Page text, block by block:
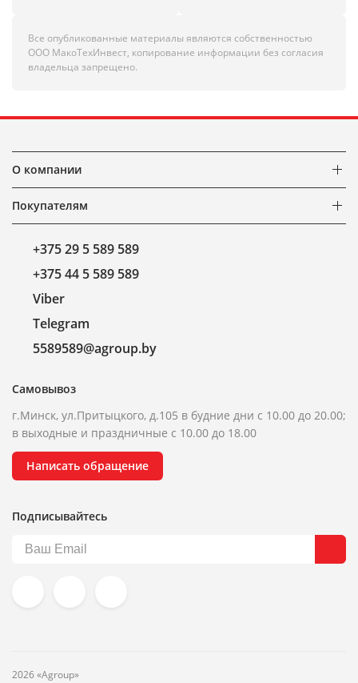
Все опубликованные материалы являются собственностью
ООО МакоТехИнвест, копирование информации без согласия
владельца запрещено.
О компании
Покупателям
+375 29 5 589 589
+375 44 5 589 589
Viber
Telegram
5589589@agroup.by
Самовывоз
г.Минск, ул.Притыцкого, д.105 в будние дни с 10.00 до 20.00;
в выходные и праздничные с 10.00 до 18.00
Написать обращение
Подписывайтесь
2026 «Agroup»